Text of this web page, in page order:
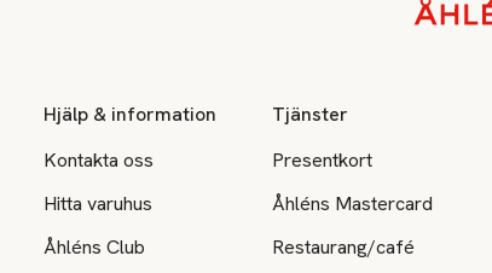
Hjälp & information
Kontakta oss
Hitta varuhus
Åhléns Club
Tjänster
Presentkort
Åhléns Mastercard
Restaurang/café